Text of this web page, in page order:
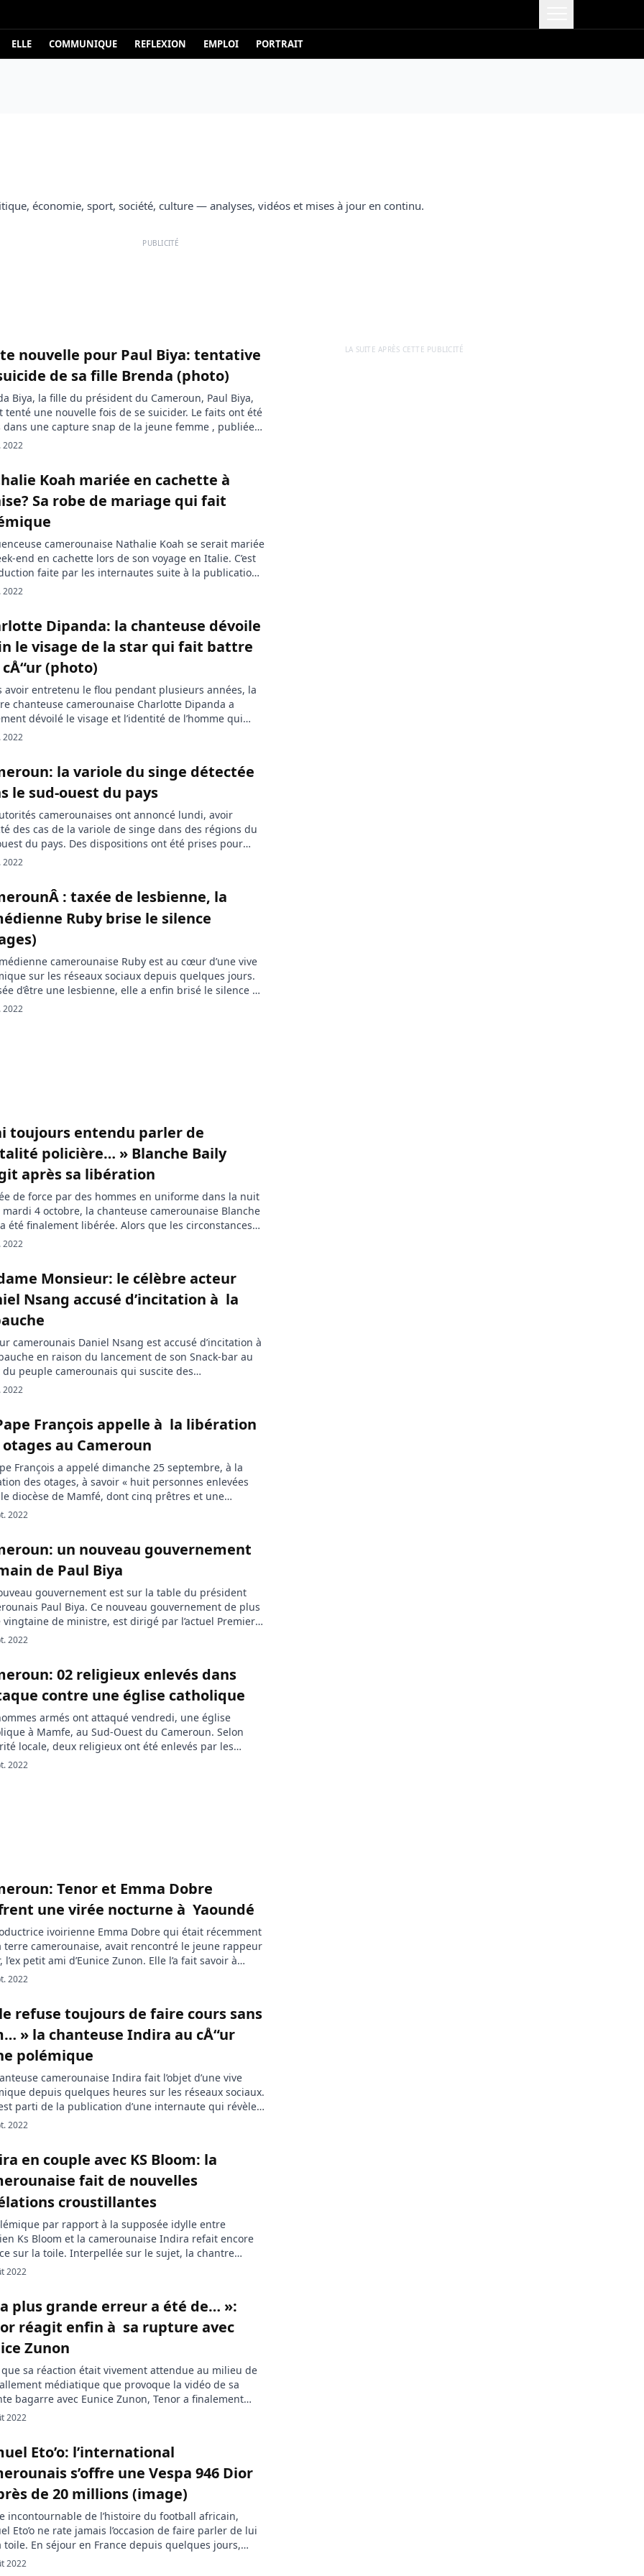
ELLE COMMUNIQUE REFLEXION EMPLOI PORTRAIT
économie, sport, société, culture — analyses, vidéos et mises à jour en continu.
PUBLICITÉ
nouvelle pour Paul Biya: tentative
de sa fille Brenda (photo)
Biya, la fille du président du Cameroun, Paul Biya,
tenté une nouvelle fois de se suicider. Le faits ont été
dans une capture snap de la jeune femme , publiée
lanceur d’alerte Nzui Manto. Brenda Biya est au bord
2022
Koah mariée en cachette à
Sa robe de mariage qui fait
camerounaise Nathalie Koah se serait mariée
end en cachette lors de son voyage en Italie. C’est
faite par les internautes suite à la publication
série de photos qui annonce son possible mariage.
2022
Dipanda: la chanteuse dévoile
le visage de la star qui fait battre
cÅ“ur (photo)
avoir entretenu le flou pendant plusieurs années, la
chanteuse camerounaise Charlotte Dipanda a
dévoilé le visage et l’identité de l’homme qui
sa vie. Longtemps soupçonnée d’être en couple
Eh oui! la […]
2022
la variole du singe détectée
le sud-ouest du pays
camerounaises ont annoncé lundi, avoir
des cas de la variole de singe dans des régions du
du pays. Des dispositions ont été prises pour
efficacement à l’urgence sanitaire. « Des cas de
et Kumba », a alerté, […]
2022
: taxée de lesbienne, la
Ruby brise le silence
camerounaise Ruby est au cœur d’une vive
sur les réseaux sociaux depuis quelques jours.
d’être une lesbienne, elle a enfin brisé le silence et
sa part de vérité. Depuis quelques jours, la
2022
toujours entendu parler de
policière… » Blanche Baily
après sa libération
de force par des hommes en uniforme dans la nuit
mardi 4 octobre, la chanteuse camerounaise Blanche
été finalement libérée. Alors que les circonstances
arrestation continuent de faire polémique, la
2022
Monsieur: le célèbre acteur
Nsang accusé d’incitation à la
camerounais Daniel Nsang est accusé d’incitation à
en raison du lancement de son Snack-bar au
peuple camerounais qui suscite des
Le célèbre acteur camerounais Daniel
dans la […]
2022
François appelle à la libération
otages au Cameroun
François a appelé dimanche 25 septembre, à la
des otages, à savoir « huit personnes enlevées
diocèse de Mamfé, dont cinq prêtres et une
au Cameroun, le vendredi 16 septembre 2022.
le Cameroun et les migrant ont été évoqués
2022
un nouveau gouvernement
de Paul Biya
gouvernement est sur la table du président
Paul Biya. Ce nouveau gouvernement de plus
vingtaine de ministre, est dirigé par l’actuel Premier
Dion Ngute. D’importants changements ont été
notamment au Secrétariat général de la présidence
Premier ministre: Dion NguteMinistre
2022
02 religieux enlevés dans
contre une église catholique
armés ont attaqué vendredi, une église
à Mamfe, au Sud-Ouest du Cameroun. Selon
locale, deux religieux ont été enlevés par les
« Des séparatistes armés ont attaqué, vendredi
2022
Tenor et Emma Dobre
une virée nocturne à Yaoundé
ivoirienne Emma Dobre qui était récemment
terre camerounaise, avait rencontré le jeune rappeur
l’ex petit ami d’Eunice Zunon. Elle l’a fait savoir à
une publication sur sa page Facebook dans la soirée
2022
refuse toujours de faire cours sans
» la chanteuse Indira au cÅ“ur
polémique
camerounaise Indira fait l’objet d’une vive
depuis quelques heures sur les réseaux sociaux.
parti de la publication d’une internaute qui révèle
chanteuse gospel et étudiante en médecine refuse
2022
en couple avec KS Bloom: la
fait de nouvelles
croustillantes
par rapport à la supposée idylle entre
Ks Bloom et la camerounaise Indira refait encore
sur la toile. Interpellée sur le sujet, la chantre
fait de nouvelles révélations croustillantes.
amoureuse. Récemment reçue […]
2022
plus grande erreur a été de… »:
réagit enfin à sa rupture avec
Zunon
sa réaction était vivement attendue au milieu de
médiatique que provoque la vidéo de sa
bagarre avec Eunice Zunon, Tenor a finalement
silence. Le chanteur camerounais dans un message
et […]
2022
Eto’o: l’international
s’offre une Vespa 946 Dior
de 20 millions (image)
incontournable de l’histoire du football africain,
Eto’o ne rate jamais l’occasion de faire parler de lui
toile. En séjour en France depuis quelques jours,
président de la Fecafoot vient de présenter à ses
2022
LA SUITE APRÈS CETTE PUBLICITÉ